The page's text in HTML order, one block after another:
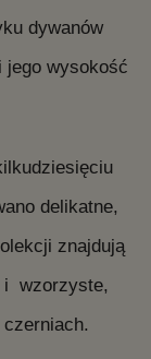
dywanów
jego wysokość
delikatne,
znajdują
i wzorzyste,